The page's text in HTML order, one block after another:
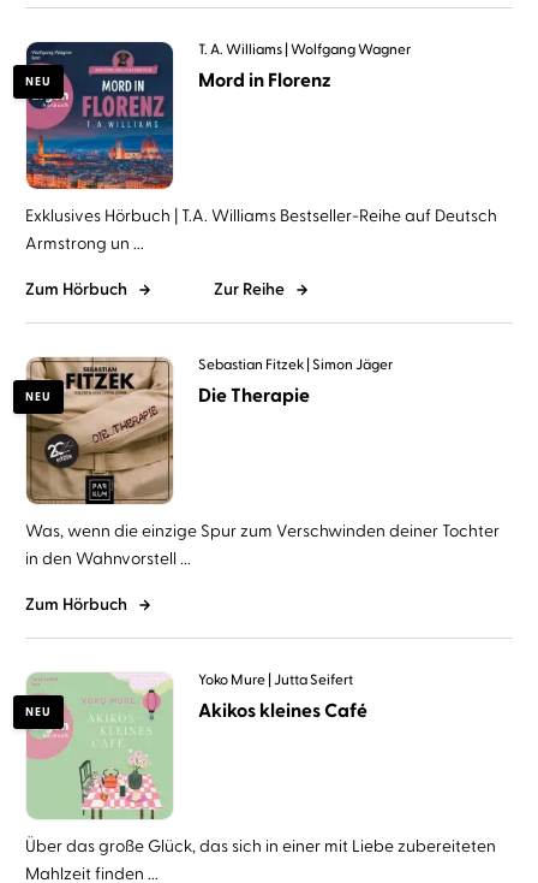
NEU
T. A. Williams Wolfgang Wagner
Mord in Florenz
Exklusives Hörbuch | T.A. Williams Bestseller-Reihe auf Deutsch
Armstrong un ...
Zum Hörbuch Zur Reihe
NEU
Sebastian Fitzek Simon Jäger
Die Therapie
Was, wenn die einzige Spur zum Verschwinden deiner Tochter
in den Wahnvorstell ...
Zum Hörbuch
NEU
Yoko Mure Jutta Seifert
Akikos kleines Café
Über das große Glück, das sich in einer mit Liebe zubereiteten
Mahlzeit finden ...